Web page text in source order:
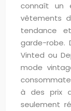
connaît un
vêtements
tendance
garde-robe.
Vinted ou
mode
à des prix
seulement